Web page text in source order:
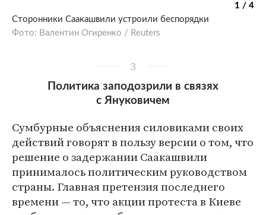
1 / 4
Сторонники Саакашвили устроили беспорядки
Фото: Валентин Огиренко / Reuters
3
Политика заподозрили в связях
с Януковичем
Сумбурные объяснения силовиками своих
действий говорят в пользу версии о том, что
решение о задержании Саакашвили
принималось политическим руководством
страны. Главная претензия последнего
времени — то, что акции протеста в Киеве